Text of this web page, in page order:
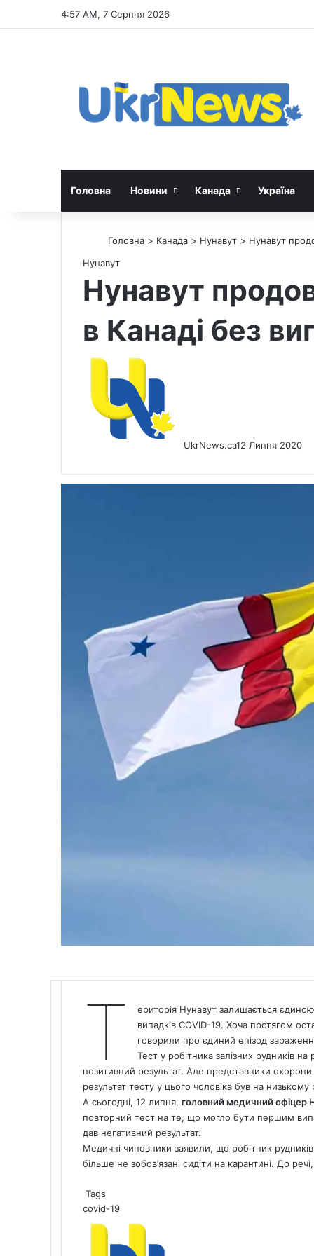
4:57 AM, 7 Серпня 2026
Головна Новини Канада Україна
Головна > Канада > Нунавут > Нунавут
Нунавут
Нунавут
в Канаді без
UkrNews.ca12 Липня 2020
Т
ериторія Нунавут залишається
випадків COVID-19. Хоча протягом
говорили про єдиний епізод
Тест у робітника залізних рудників
позитивний результат. Але представники
результат тесту у цього чоловіка був на
А сьогодні, 12 липня, головний медичний офіцер
повторний тест на те, що могло бути першим
дав негативний результат.
Медичні чиновники заявили, що робітник
більше не зобов’язані сидіти на карантині. До
Tags
covid-19